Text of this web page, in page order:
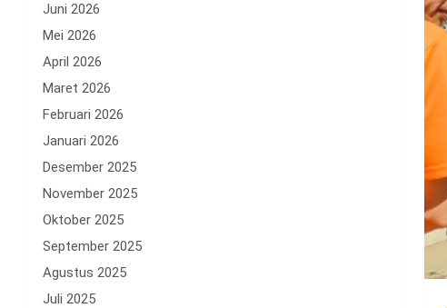
Juni 2026
Mei 2026
April 2026
Maret 2026
Februari 2026
Januari 2026
Desember 2025
November 2025
Oktober 2025
September 2025
Agustus 2025
Juli 2025